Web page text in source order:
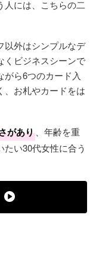
人には、こちらの二
以外はシンプルなデ
くビジネスシーンで
がら6つのカード入
、お札やカードをは
があり 、年齢を重
い30代女性に合う